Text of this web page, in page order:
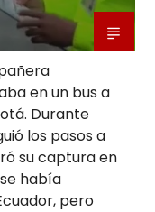
en un bus a
Durante
los pasos a
su captura en
había
pero